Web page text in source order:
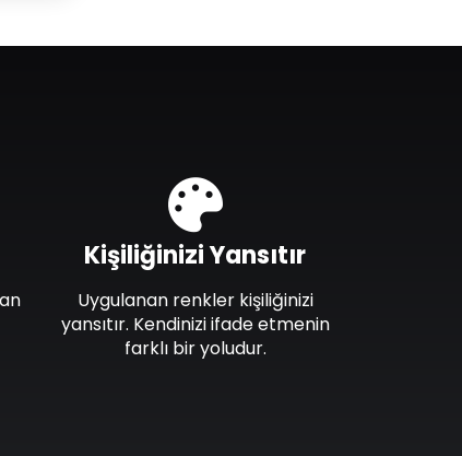
Kişiliğinizi Yansıtır
Uygulanan renkler kişiliğinizi
yansıtır. Kendinizi ifade etmenin
farklı bir yoludur.